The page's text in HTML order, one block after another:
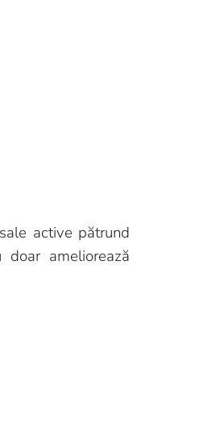
active pătrund
ameliorează